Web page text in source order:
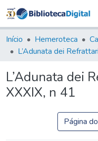
Início Hemeroteca
L’Adunata dei Refrattari
L’Adunata dei
XXXIX, n 41
Página